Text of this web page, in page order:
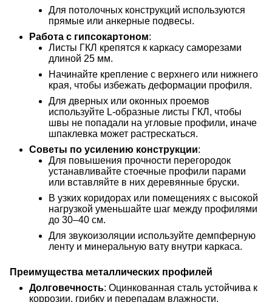
Для потолочных конструкций используются
прямые или анкерные подвесы.
Работа с гипсокартоном:
Листы ГКЛ крепятся к каркасу саморезами
длиной 25 мм.
Начинайте крепление с верхнего или нижнего
края, чтобы избежать деформации профиля.
Для дверных или оконных проемов
используйте L-образные листы ГКЛ, чтобы
швы не попадали на угловые профили, иначе
шпаклевка может растрескаться.
Советы по усилению конструкции:
Для повышения прочности перегородок
устанавливайте стоечные профили парами
или вставляйте в них деревянные бруски.
В узких коридорах или помещениях с высокой
нагрузкой уменьшайте шаг между профилями
до 30–40 см.
Для звукоизоляции используйте демпферную
ленту и минеральную вату внутри каркаса.
Преимущества металлических профилей
Долговечность: Оцинкованная сталь устойчива к
коррозии, грибку и перепадам влажности.